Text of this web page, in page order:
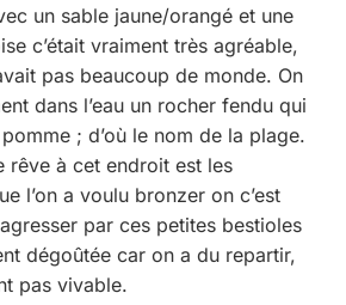
un sable jaune/orangé et une
c’était vraiment très agréable,
pas beaucoup de monde. On
dans l’eau un rocher fendu qui
; d’où le nom de la plage.
rêve à cet endroit est les
l’on a voulu bronzer on c’est
par ces petites bestioles
dégoûtée car on a du repartir,
pas vivable.